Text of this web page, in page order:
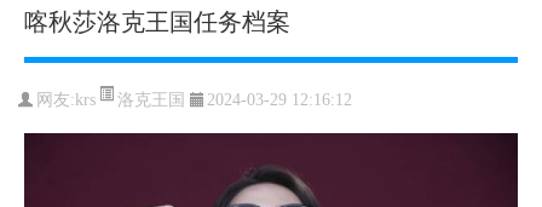
喀秋莎洛克王国任务档案
网友:krs 洛克王国 2024-03-29 12:16:12